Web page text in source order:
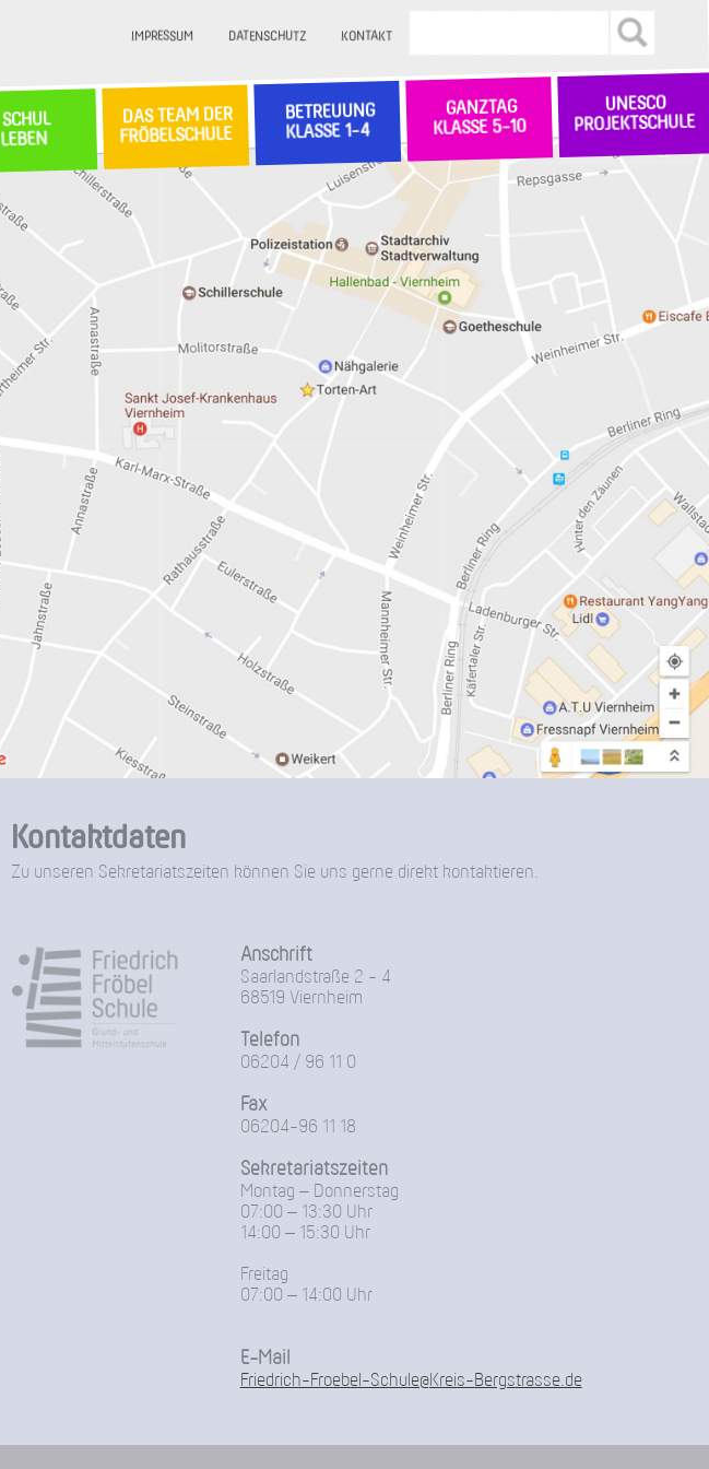
IMPRESSUM DATENSCHUTZ KONTAKT
SCHUL
LEBEN
DAS TEAM DER
FRÖBELSCHULE
BETREUUNG
KLASSE 1-4
GANZTAG
KLASSE 5-10
UNESCO
PROJEKTSCHULE
Kontaktdaten
Zu unseren Sekretariatszeiten können Sie uns gerne direkt kontaktieren.
Anschrift
Saarlandstraße 2 - 4
68519 Viernheim
Telefon
06204 / 96 11 0
Fax
06204-96 11 18
Sekretariatszeiten
Montag – Donnerstag
07:00 – 13:30 Uhr
14:00 – 15:30 Uhr
Freitag
07:00 – 14:00 Uhr
E-Mail
Friedrich-Froebel-Schule@Kreis-Bergstrasse.de